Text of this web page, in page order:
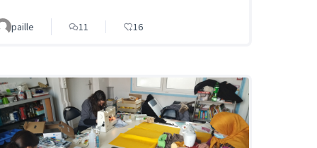
paille 11 16